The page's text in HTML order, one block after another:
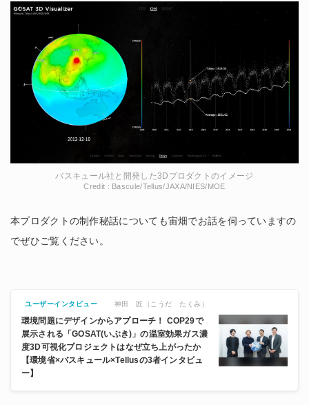
バスキュール社と開発した3Dプロダクトのイメージ
Credit : Bascule/Tellus/JAXA/NIES/MOE
本プロダクトの制作秘話についても宙畑でお話を伺っていますの
でぜひご覧ください。
ユーザーインタビュー 神田 匠（こうだ たくみ）
環境問題にデザインからアプローチ！ COP29で
展示される「GOSAT(いぶき)」の温室効果ガス濃
度3D可視化プロジェクトはなぜ立ち上がったか
【環境省×バスキュール×Tellusの3者インタビュ
ー】